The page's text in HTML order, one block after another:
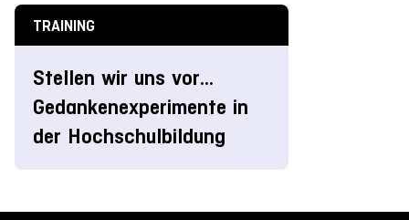
TRAINING
Stellen wir uns vor...
Gedankenexperimente in
der Hochschulbildung